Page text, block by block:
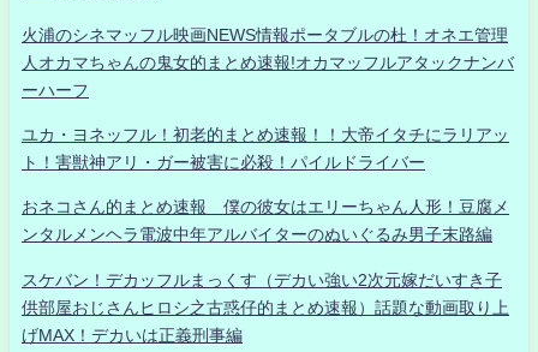
火浦のシネマッフル映画NEWS情報ポータブルの杜！オネエ管理
人オカマちゃんの鬼女的まとめ速報!オカマッフルアタックナンバ
ーハーフ
ユカ・ヨネッフル！初老的まとめ速報！！大帝イタチにラリアッ
ト！害獣神アリ・ガー被害に必殺！パイルドライバー
おネコさん的まとめ速報 僕の彼女はエリーちゃん人形！豆腐メ
ンタルメンヘラ電波中年アルバイターのぬいぐるみ男子末路編
スケバン！デカッフルまっくす（デカい強い2次元嫁だいすき子
供部屋おじさんヒロシ之古惑仔的まとめ速報）話題な動画取り上
げMAX！デカいは正義刑事編